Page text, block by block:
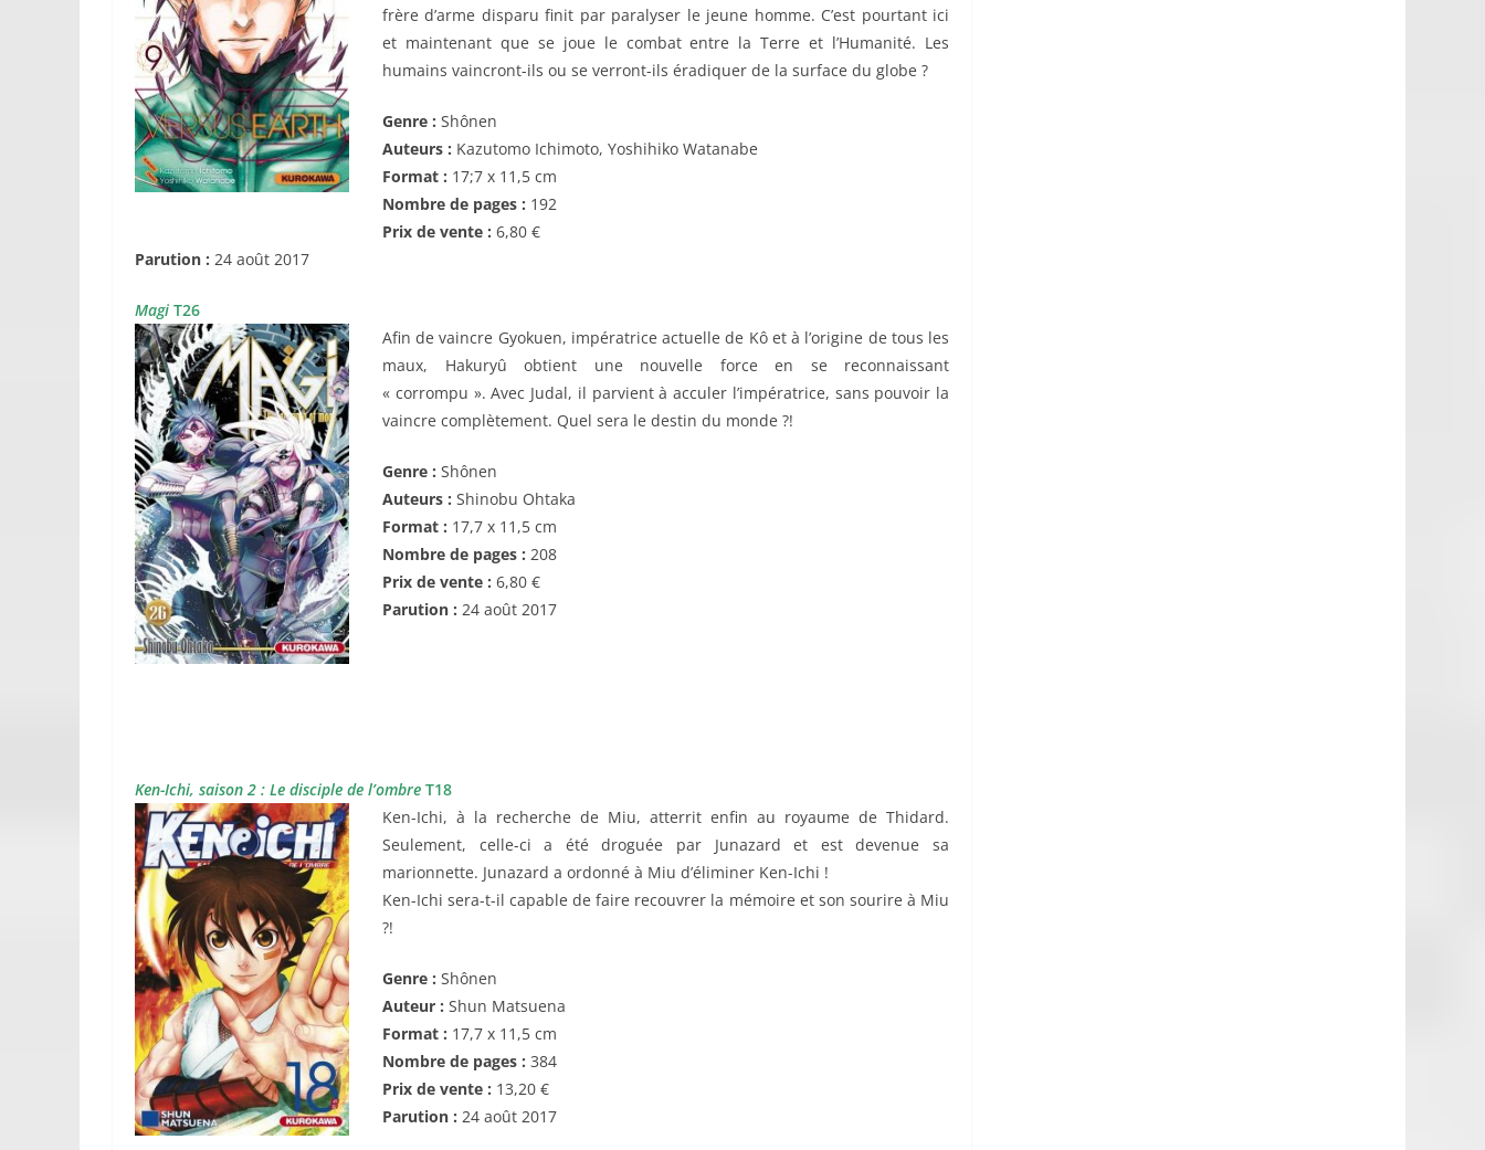
frère d’arme disparu finit par paralyser le jeune homme. C’est pourtant ici
et maintenant que se joue le combat entre la Terre et l’Humanité. Les
humains vaincront-ils ou se verront-ils éradiquer de la surface du globe ?
Genre : Shônen
Auteurs : Kazutomo Ichimoto, Yoshihiko Watanabe
Format : 17;7 x 11,5 cm
Nombre de pages : 192
Prix de vente : 6,80 €
Parution : 24 août 2017
Magi T26
Afin de vaincre Gyokuen, impératrice actuelle de Kô et à l’origine de tous les
maux, Hakuryû obtient une nouvelle force en se reconnaissant
« corrompu ». Avec Judal, il parvient à acculer l’impératrice, sans pouvoir la
vaincre complètement. Quel sera le destin du monde ?!
Genre : Shônen
Auteurs : Shinobu Ohtaka
Format : 17,7 x 11,5 cm
Nombre de pages : 208
Prix de vente : 6,80 €
Parution : 24 août 2017
Ken-Ichi, saison 2 : Le disciple de l’ombre T18
Ken-Ichi, à la recherche de Miu, atterrit enfin au royaume de Thidard.
Seulement, celle-ci a été droguée par Junazard et est devenue sa
marionnette. Junazard a ordonné à Miu d’éliminer Ken-Ichi !
Ken-Ichi sera-t-il capable de faire recouvrer la mémoire et son sourire à Miu
?!
Genre : Shônen
Auteur : Shun Matsuena
Format : 17,7 x 11,5 cm
Nombre de pages : 384
Prix de vente : 13,20 €
Parution : 24 août 2017